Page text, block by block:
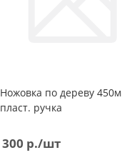
Ножовка по дереву
пласт. ручка
300 р./шт